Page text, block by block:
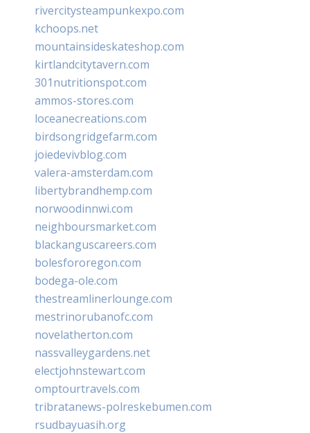
rivercitysteampunkexpo.com
kchoops.net
mountainsideskateshop.com
kirtlandcitytavern.com
301nutritionspot.com
ammos-stores.com
loceanecreations.com
birdsongridgefarm.com
joiedevivblog.com
valera-amsterdam.com
libertybrandhemp.com
norwoodinnwi.com
neighboursmarket.com
blackanguscareers.com
bolesfororegon.com
bodega-ole.com
thestreamlinerlounge.com
mestrinorubanofc.com
novelatherton.com
nassvalleygardens.net
electjohnstewart.com
omptourtravels.com
tribratanews-polreskebumen.com
rsudbayuasih.org